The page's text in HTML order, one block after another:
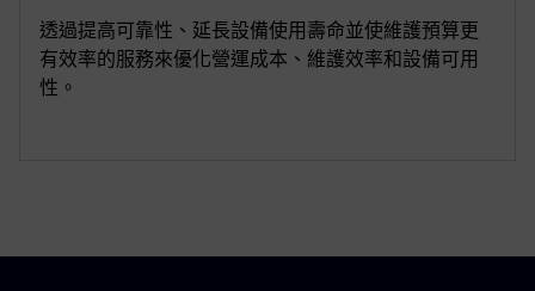
透過提高可靠性、延長設備使用壽命並使維護預算更
有效率的服務來優化營運成本、維護效率和設備可用
性。